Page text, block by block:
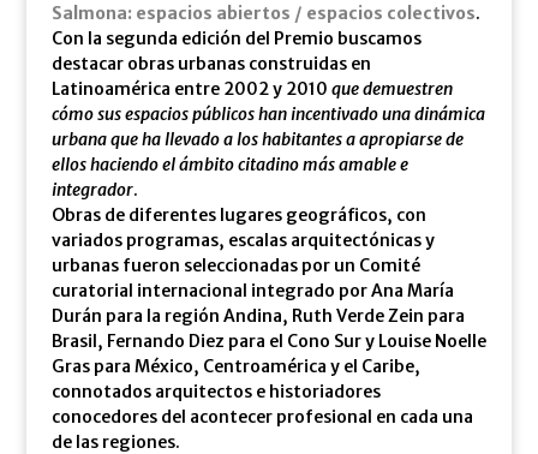
Salmona: espacios abiertos / espacios colectivos.
Con la segunda edición del Premio buscamos
destacar obras urbanas construidas en
Latinoamérica entre 2002 y 2010 que demuestren
cómo sus espacios públicos han incentivado una dinámica
urbana que ha llevado a los habitantes a apropiarse de
ellos haciendo el ámbito citadino más amable e
integrador.
Obras de diferentes lugares geográficos, con
variados programas, escalas arquitectónicas y
urbanas fueron seleccionadas por un Comité
curatorial internacional integrado por Ana María
Durán para la región Andina, Ruth Verde Zein para
Brasil, Fernando Diez para el Cono Sur y Louise Noelle
Gras para México, Centroamérica y el Caribe,
connotados arquitectos e historiadores
conocedores del acontecer profesional en cada una
de las regiones.